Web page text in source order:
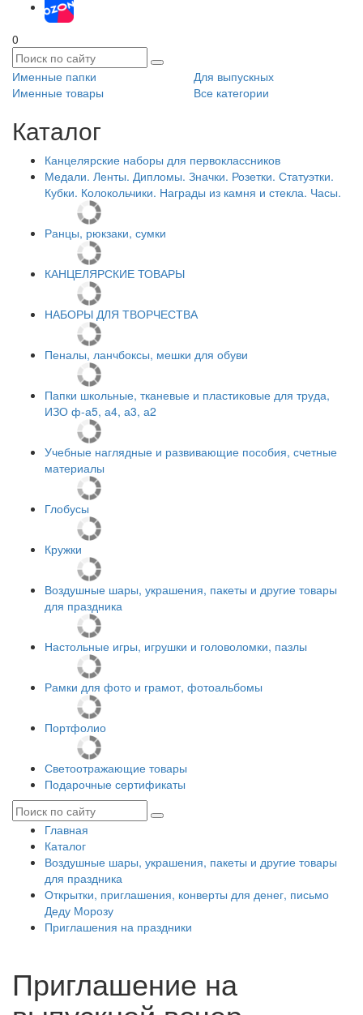
0
Именные папки
Для выпускных
Именные товары
Все категории
Каталог
Канцелярские наборы для первоклассников
Медали. Ленты. Дипломы. Значки. Розетки. Статуэтки.
Кубки. Колокольчики. Награды из камня и стекла. Часы.
Ранцы, рюкзаки, сумки
КАНЦЕЛЯРСКИЕ ТОВАРЫ
НАБОРЫ ДЛЯ ТВОРЧЕСТВА
Пеналы, ланчбоксы, мешки для обуви
Папки школьные, тканевые и пластиковые для труда,
ИЗО ф-а5, а4, а3, а2
Учебные наглядные и развивающие пособия, счетные
материалы
Глобусы
Кружки
Воздушные шары, украшения, пакеты и другие товары
для праздника
Настольные игры, игрушки и головоломки, пазлы
Рамки для фото и грамот, фотоальбомы
Портфолио
Светоотражающие товары
Подарочные сертификаты
Главная
Каталог
Воздушные шары, украшения, пакеты и другие товары
для праздника
Открытки, приглашения, конверты для денег, письмо
Деду Морозу
Приглашения на праздники
Приглашение на